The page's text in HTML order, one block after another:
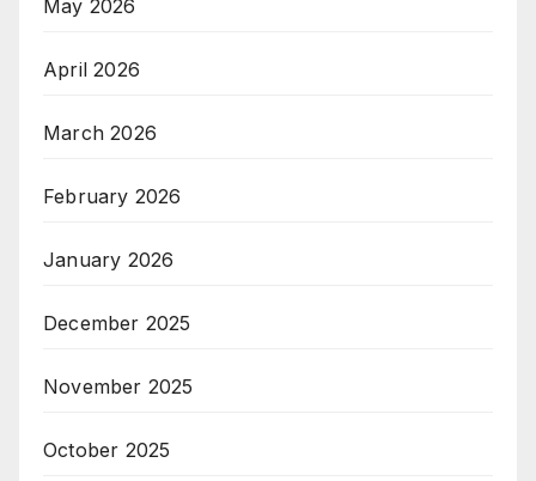
May 2026
April 2026
March 2026
February 2026
January 2026
December 2025
November 2025
October 2025